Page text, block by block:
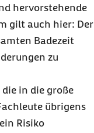
hervorstehende
gilt auch hier: Der
Badezeit
zu
in die große
übrigens
Risiko